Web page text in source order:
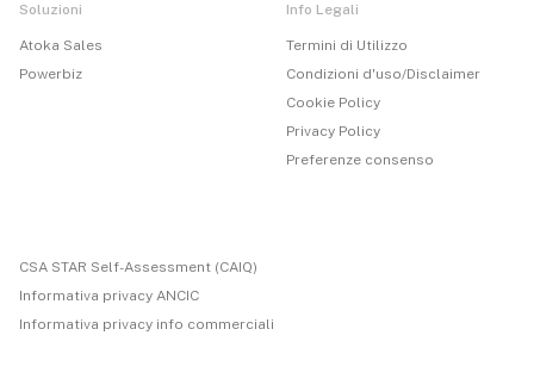
Soluzioni
Atoka Sales
Powerbiz
Info Legali
Termini di Utilizzo
Condizioni d'uso/Disclaimer
Cookie Policy
Privacy Policy
Preferenze consenso
CSA STAR Self-Assessment (CAIQ)
Informativa privacy ANCIC
Informativa privacy info commerciali